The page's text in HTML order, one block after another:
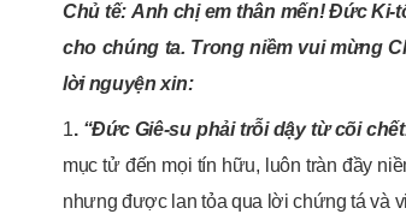
Chủ tế: Anh chị em thân mến! Đức
cho chúng ta. Trong niềm vui mừng
lời nguyện xin:
1.“Đức Giê-su phải trỗi dậy từ cõi
mục tử đến mọi tín hữu, luôn tràn đầy
nhưng được lan tỏa qua lời chứng tá và